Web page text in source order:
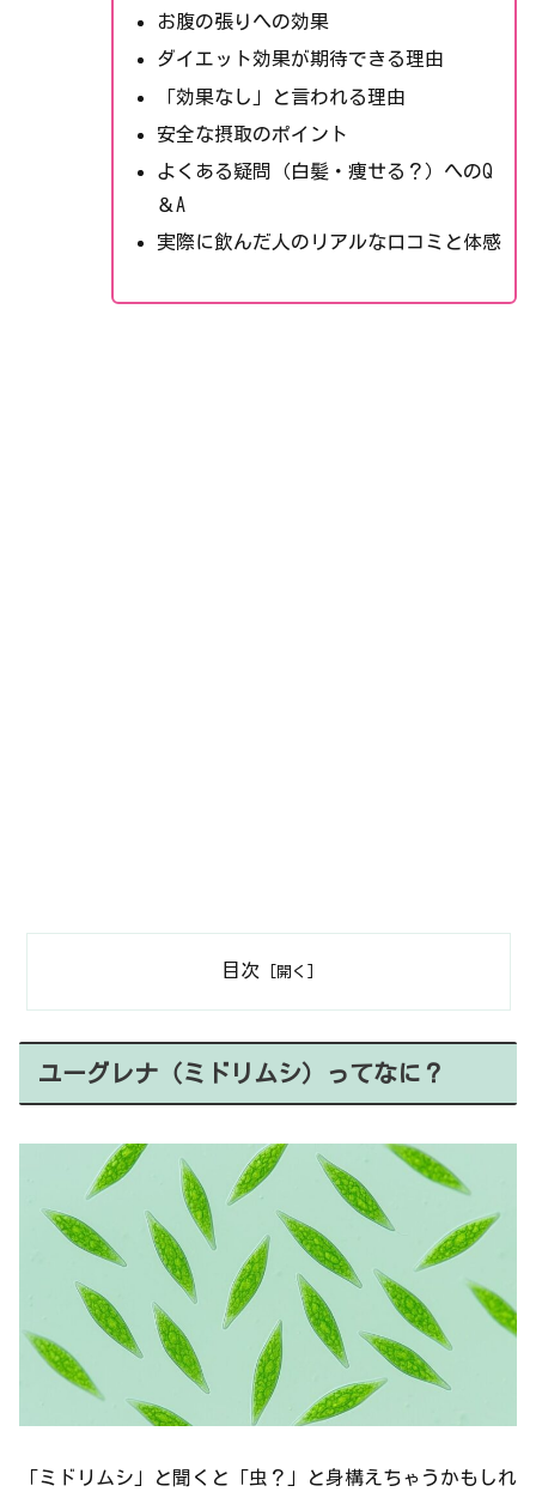
お腹の張りへの効果
ダイエット効果が期待できる理由
「効果なし」と言われる理由
安全な摂取のポイント
よくある疑問（白髪・痩せる？）へのQ
＆A
実際に飲んだ人のリアルな口コミと体感
目次
ユーグレナ（ミドリムシ）ってなに？
「ミドリムシ」と聞くと「虫？」と身構えちゃうかもしれ